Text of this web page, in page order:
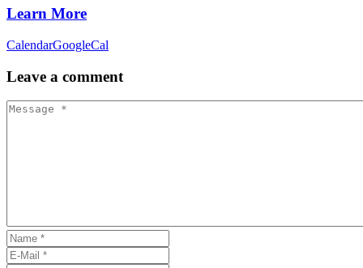
Learn More
CalendarGoogleCal
Leave a comment